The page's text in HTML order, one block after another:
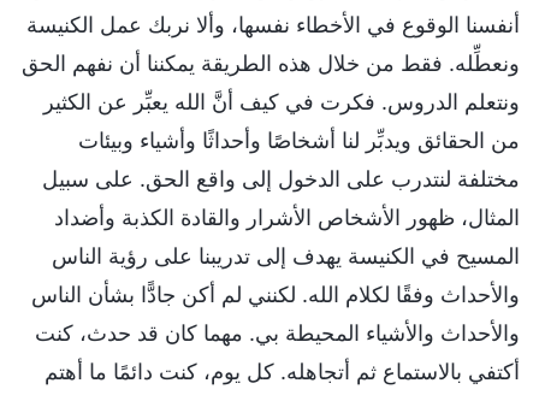
أنفسنا الوقوع في الأخطاء نفسها، وألا نربك عمل الكنيسة
ونعطِّله. فقط من خلال هذه الطريقة يمكننا أن نفهم الحق
ونتعلم الدروس. فكرت في كيف أنَّ الله يعبِّر عن الكثير
من الحقائق ويدبِّر لنا أشخاصًا وأحداثًا وأشياء وبيئات
مختلفة لنتدرب على الدخول إلى واقع الحق. على سبيل
المثال، ظهور الأشخاص الأشرار والقادة الكذبة وأضداد
المسيح في الكنيسة يهدف إلى تدريبنا على رؤية الناس
والأحداث وفقًا لكلام الله. لكنني لم أكن جادًّا بشأن الناس
والأحداث والأشياء المحيطة بي. مهما كان قد حدث، كنت
أكتفي بالاستماع ثم أتجاهله. كل يوم، كنت دائمًا ما أهتم